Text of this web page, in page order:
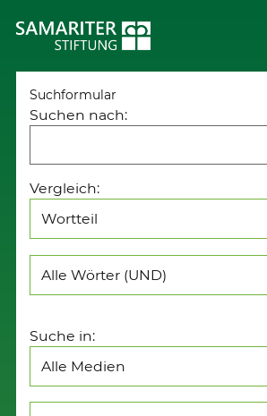
Suchformular
Suchen nach:
Vergleich:
Suche in: